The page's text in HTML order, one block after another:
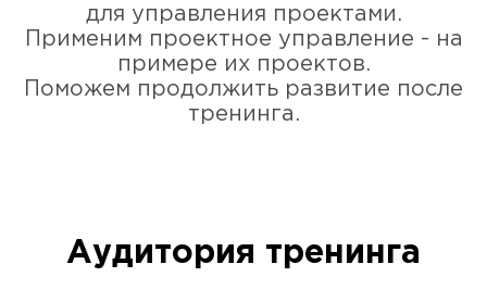
для управления проектами.
Применим проектное управление - на
примере их проектов.
Поможем продолжить развитие после
тренинга.
Аудитория тренинга